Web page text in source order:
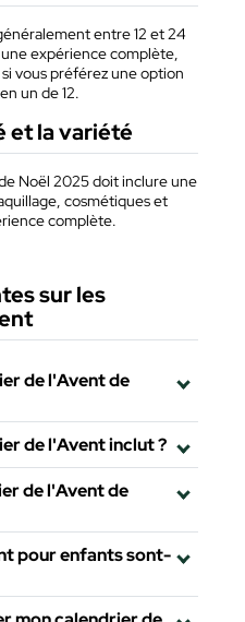
entre 12 et 24
expérience complète,
vous préférez une option
un de 12.
et la variété
Noël 2025 doit inclure une
cosmétiques et
complète.
sur les
de l'Avent de
de l'Avent inclut ?
de l'Avent de
pour enfants sont-